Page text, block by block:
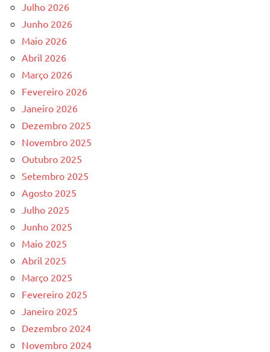
Julho 2026
Junho 2026
Maio 2026
Abril 2026
Março 2026
Fevereiro 2026
Janeiro 2026
Dezembro 2025
Novembro 2025
Outubro 2025
Setembro 2025
Agosto 2025
Julho 2025
Junho 2025
Maio 2025
Abril 2025
Março 2025
Fevereiro 2025
Janeiro 2025
Dezembro 2024
Novembro 2024